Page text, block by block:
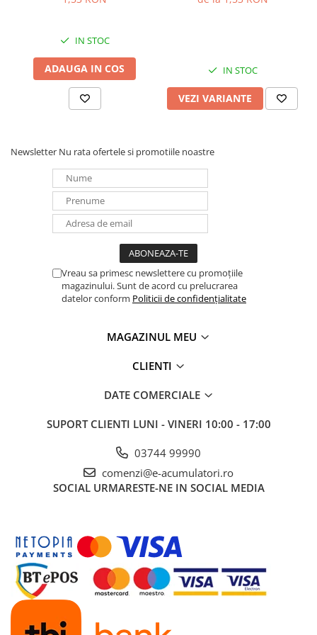
Racire/Incalzire
Statii energie portabile
Diverse
structurata
Sigurante
Tablouri electrice
Lumina (Becuri si Lanterne)
Laptop & PC accesorii, baterii,
cabluri USB, prelungitoare USB
Cablu de date si Adaptoare
Solutii solare portabile
Pompe de caldura
IN STOC
ADAUGA IN COS IN STOC
VEZI VARIANTE
Newsletter Nu rata ofertele si promotiile noastre
Vreau sa primesc newslettere cu promoțiile
magazinului. Sunt de acord cu prelucrarea
datelor conform Politicii de confidențialitate
MAGAZINUL MEU
CLIENTI
DATE COMERCIALE
SUPORT CLIENTI LUNI - VINERI 10:00 - 17:00
03744 99990
comenzi@e-acumulatori.ro
SOCIAL URMARESTE-NE IN SOCIAL MEDIA